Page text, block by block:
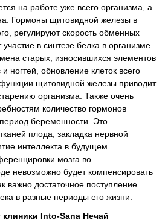
на работе уже всего организма, а
Гормоны щитовидной железы в
регулируют скорость обменных
в синтезе белка в организме.
старых, износившихся элементов
ногтей, обновление клеток всего
щитовидной железы приводит
организма. Также очень
количество гормонов
беременности. Это
плода, закладка нервной
интеллекта в будущем.
мозга во
невозможно будет компенсировать
важно достаточное поступление
в разные периоды его жизни.
Into-Sana Нечай